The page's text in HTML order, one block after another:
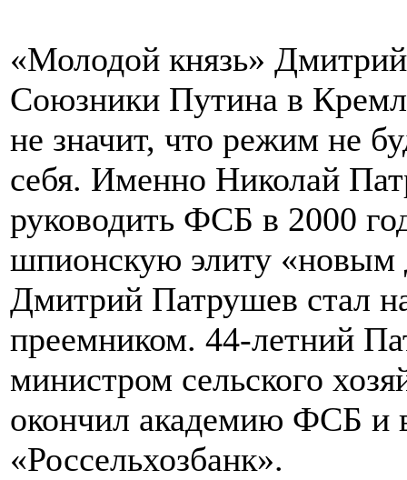
«Молодой князь»
Союзники Путина в
не значит, что режим не
себя. Именно Николай
руководить ФСБ в 2000
шпионскую элиту «новым
Дмитрий Патрушев стал
преемником. 44-летний
министром сельского
окончил академию ФСБ и
«Россельхозбанк».